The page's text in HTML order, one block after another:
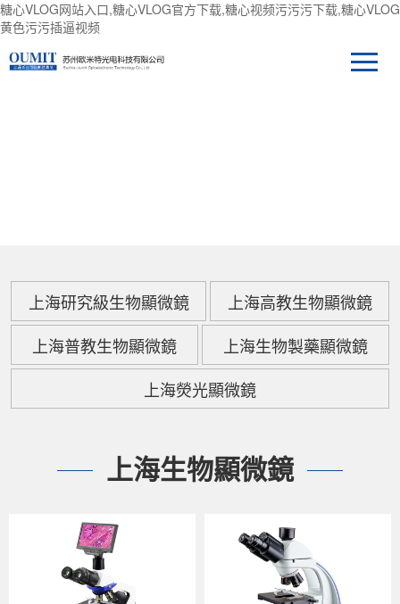
糖心VLOG网站入口,糖心VLOG官方下载,糖心视频污污污下载,糖心VLOG
黄色污污插逼视频
上海研究級生物顯微鏡
上海高教生物顯微鏡
上海普教生物顯微鏡
上海生物製藥顯微鏡
上海熒光顯微鏡
上海生物顯微鏡